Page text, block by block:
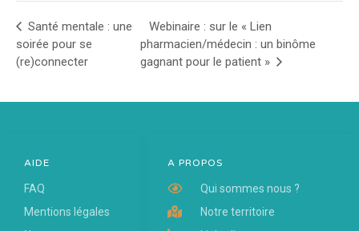
Santé mentale : une
soirée pour se
(re)connecter
Webinaire : sur le « Lien
pharmacien/médecin : un binôme
gagnant pour le patient »
A PROPOS
Qui sommes nous ?
Notre territoire
AIDE
FAQ
Mentions légales